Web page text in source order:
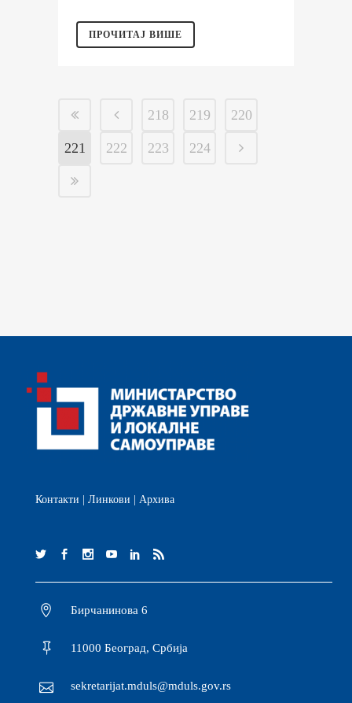
ПРОЧИТАЈ ВИШЕ
218 219 220
221 222 223 224
Контакти Линкови Архива
Бирчанинова 6
11000 Београд, Србија
sekretarijat.mduls@mduls.gov.rs